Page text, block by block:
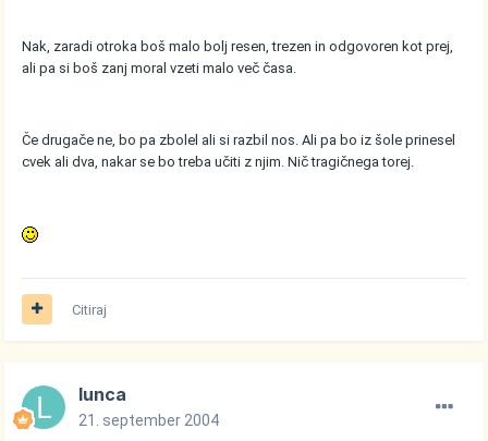
Nak, zaradi otroka boš malo bolj resen, trezen in odgovoren kot prej,
ali pa si boš zanj moral vzeti malo več časa.
Če drugače ne, bo pa zbolel ali si razbil nos. Ali pa bo iz šole prinesel
cvek ali dva, nakar se bo treba učiti z njim. Nič tragičnega torej.
Citiraj
lunca
21. september 2004